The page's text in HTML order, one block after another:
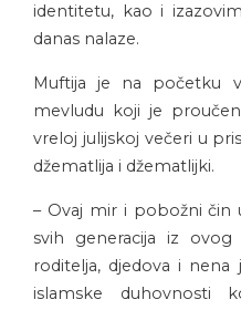
identitetu, kao i
danas nalaze.
Muftija je na početku
mevludu koji je
vreloj julijskoj večeri u
džematlija i džematlijki.
– Ovaj mir i pobožni čin
svih generacija iz ovog
roditelja, djedova i nena
islamske duhovnosti